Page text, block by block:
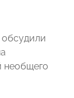
необщего